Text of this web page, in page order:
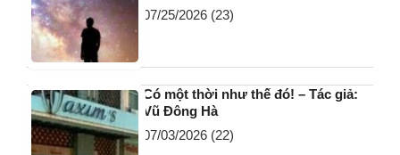
07/25/2026 (23)
Có một thời như thế đó! – Tác giả:
Vũ Đông Hà
07/03/2026 (22)